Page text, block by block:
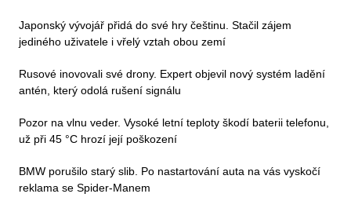
Japonský vývojář přidá do své hry češtinu. Stačil zájem
jediného uživatele i vřelý vztah obou zemí
Rusové inovovali své drony. Expert objevil nový systém ladění
antén, který odolá rušení signálu
Pozor na vlnu veder. Vysoké letní teploty škodí baterii telefonu,
už při 45 °C hrozí její poškození
BMW porušilo starý slib. Po nastartování auta na vás vyskočí
reklama se Spider-Manem